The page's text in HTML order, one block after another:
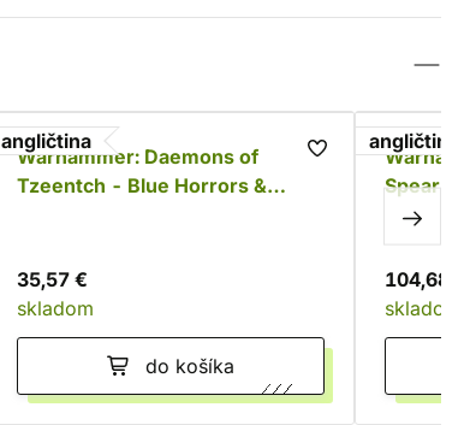
angličtina
Warhammer: Daemons of
Tzeentch - Blue Horrors &
35,57 €
skladom
do košíka
angličtina
104,68 €
skladom